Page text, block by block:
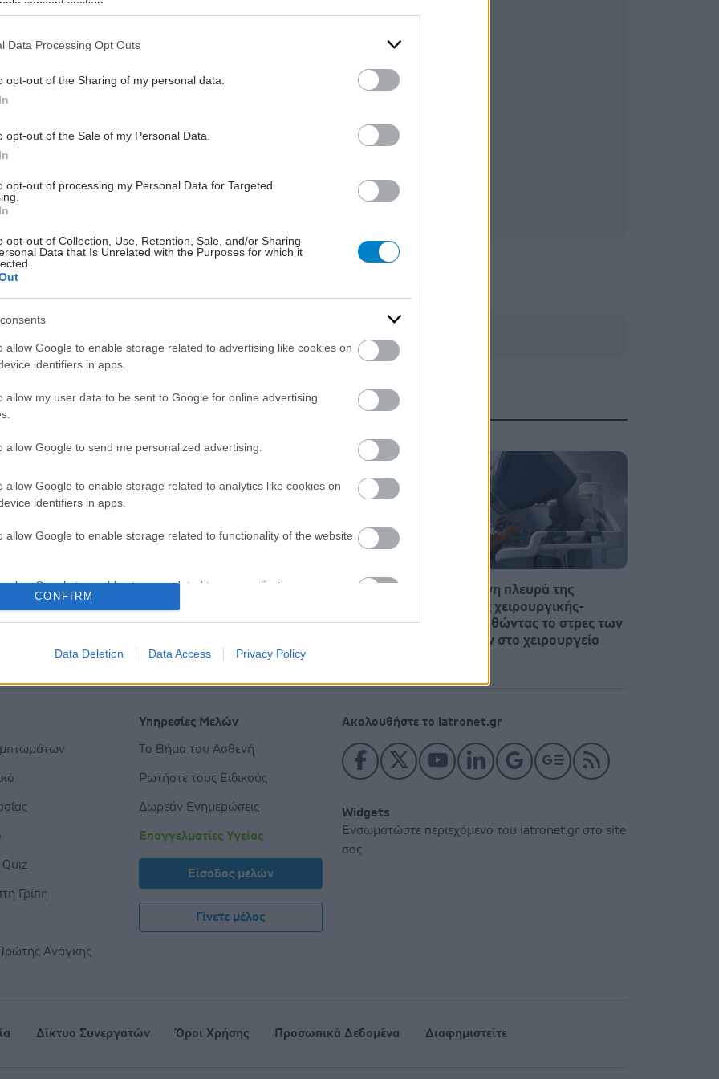
consent section.
Data Processing Opt Outs
opt-out of the Sharing of my personal data.
opt-out of the Sale of my Personal Data.
opt-out of processing my Personal Data for Targeted
opt-out of Collection, Use, Retention, Sale, and/or Sharing
Data that Is Unrelated with the Purposes for which it
allow Google to enable storage related to advertising like cookies on
identifiers in apps.
allow my user data to be sent to Google for online advertising
allow Google to send me personalized advertising.
allow Google to enable storage related to analytics like cookies on
identifiers in apps.
allow Google to enable storage related to functionality of the website
allow Google to enable storage related to personalization.
allow Google to enable storage related to security, including
CONFIRM
Data Deletion Data Access Privacy Policy
ανάγκη για σωστό καθαρισμό και σε
που απευθύνονται σε καταναλωτές
επιδερμίδας.
3 παραγόντων
στη μέση ηλικία
13 χρόνια χωρίς άνοια
περπατήματος [μελέτη]
Η ανθρώπινη πλευρά της
ρομποτικής χειρουργικής-
Παρακολουθώντας το στρες των
χειρουργών στο χειρουργείο
Ακολουθήστε το iatronet.gr
Widgets
Ενσωματώστε περιεχόμενο του iatronet.gr στο site
σας
Quiz
Γρίπη
Ανάγκης
Υπηρεσίες Μελών
Το Βήμα του Ασθενή
Ρωτήστε τους Ειδικούς
Δωρεάν Ενημερώσεις
Επαγγελματίες Υγείας
Είσοδος μελών
Γίνετε μέλος
Δίκτυο Συνεργατών Όροι Χρήσης Προσωπικά Δεδομένα Διαφημιστείτε